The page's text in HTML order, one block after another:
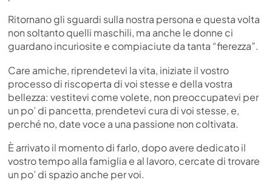
Ritornano gli sguardi sulla nostra persona e questa volta
non soltanto quelli maschili, ma anche le donne ci
guardano incuriosite e compiaciute da tanta “fierezza”.
Care amiche, riprendetevi la vita, iniziate il vostro
processo di riscoperta di voi stesse e della vostra
bellezza: vestitevi come volete, non preoccupatevi per
un po’ di pancetta, prendetevi cura di voi stesse, e,
perché no, date voce a una passione non coltivata.
È arrivato il momento di farlo, dopo avere dedicato il
vostro tempo alla famiglia e al lavoro, cercate di trovare
un po’ di spazio anche per voi.